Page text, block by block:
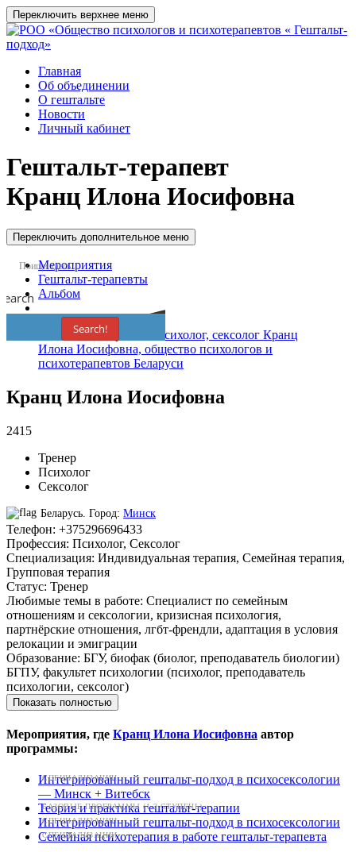
Переключить верхнее меню
Главная
Об объединении
О гештальте
Новости
Личный кабинет
Гештальт-терапевт
Кранц Илона Иосифовна
Переключить дополнительное меню
Search!
Мероприятия
Гештальт-терапевты
Альбом
Кранц Илона Иосифовна
2415
Тренер
Психолог
Сексолог
Беларусь. Город: Минск
Телефон: +375296696433
Профессия: Психолог, Сексолог
Специализация: Индивидуальная терапия, Семейная терапия,
Групповая терапия
Статус: Тренер
Любимые темы в работе: Специалист по семейным
отношениям и сексологии, кризисная психология,
партнёрские отношения, лгбт-френдли, адаптация в условия
релокации и эмиграции
Образование: БГУ, биофак (биолог, преподаватель биологии)
БГПУ, факультет психологии (психолог, преподаватель
психологии, сексолог)
Показать полностью
Мероприятия, где Кранц Илона Иосифовна автор
программы:
Интегрированный гештальт-подход в психосексологии
— Минск + Витебск
СПЕЦИАЛИЗАЦИИ
Теория и практика гештальт-терапии
БАЗОВЫЕ ПРОГРАММЫ (1-2 СТУПЕНЬ)
Интегрированный гештальт-подход в психосексологии
СПЕЦИАЛИЗАЦИИ
Семейная психотерапия в работе гештальт-терапевта
СПЕЦИАЛИЗАЦИИ